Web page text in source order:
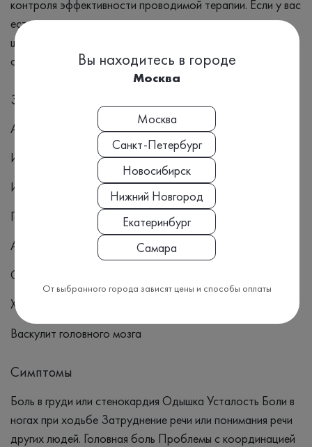
контроля эффективности проводимой терапии. Если у вас
есть вопросы о результатах анализа или о том, какие
шаги предпринять дальше, обязательно обсудите их со
своим лечащим врачом.
Заболевания
Атеросклероз
Ишемическая болезнь сердца
Ишемический инсульт
Геморрагический инсульт
Аневризма мозга
Стеноз сонной артерии
Хроническая церебральная ишемия
Васкулит головного мозга
Симптомы
Боль в груди или стенокардия Одышка Усталость Боли в
ногах при ходьбе Затруднение речи или понимания речи
других людей. Головная боль Проблемы с координацией
Вы находитесь в городе
Москва
Москва
Санкт-Петербург
Новосибирск
Нижний Новгород
Екатеринбург
Самара
От выбранного города зависят цены и способы оплаты